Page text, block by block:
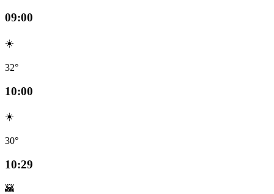
09:00
☀️
32°
10:00
☀️
30°
10:29
🌇